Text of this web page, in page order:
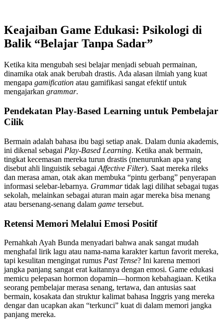
Keajaiban Game Edukasi: Psikologi di
Balik “Belajar Tanpa Sadar”
Ketika kita mengubah sesi belajar menjadi sebuah permainan,
dinamika otak anak berubah drastis. Ada alasan ilmiah yang kuat
mengapa gamification atau gamifikasi sangat efektif untuk
mengajarkan grammar.
Pendekatan Play-Based Learning untuk Pembelajar
Cilik
Bermain adalah bahasa ibu bagi setiap anak. Dalam dunia akademis,
ini dikenal sebagai Play-Based Learning. Ketika anak bermain,
tingkat kecemasan mereka turun drastis (menurunkan apa yang
disebut ahli linguistik sebagai Affective Filter). Saat mereka rileks
dan merasa aman, otak akan membuka “pintu gerbang” penyerapan
informasi selebar-lebarnya. Grammartidak lagi dilihat sebagai tugas
sekolah, melainkan sebagai aturan main agar mereka bisa menang
atau bersenang-senang dalam game tersebut.
Retensi Memori Melalui Emosi Positif
Pernahkah Ayah Bunda menyadari bahwa anak sangat mudah
menghafal lirik lagu atau nama-nama karakter kartun favorit mereka,
tapi kesulitan mengingat rumus Past Tense? Ini karena memori
jangka panjang sangat erat kaitannya dengan emosi. Game edukasi
memicu pelepasan hormon dopamin—hormon kebahagiaan. Ketika
seorang pembelajar merasa senang, tertawa, dan antusias saat
bermain, kosakata dan struktur kalimat bahasa Inggris yang mereka
dengar dan ucapkan akan “terkunci” kuat di dalam memori jangka
panjang mereka.